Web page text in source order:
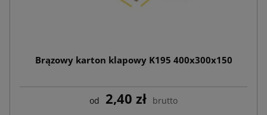
Brązowy karton klapowy K195 400x300x150
od 2,40 zł brutto